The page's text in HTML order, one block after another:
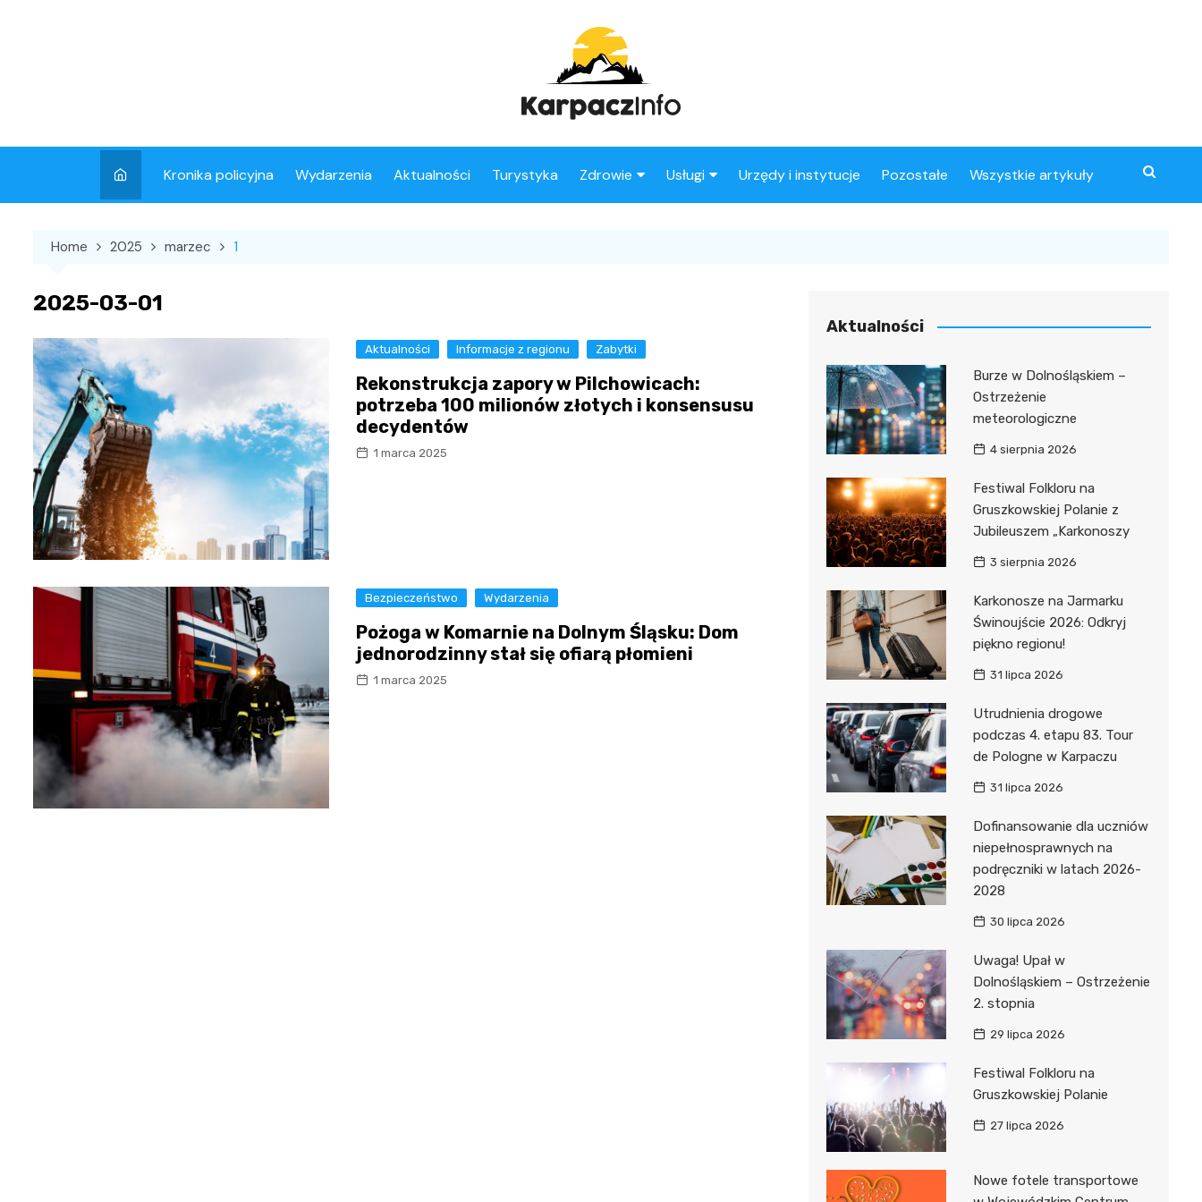
Kronika policyjna Wydarzenia Aktualności Turystyka Zdrowie Usługi Urzędy i instytucje Pozostałe Wszystkie artykuły
Home 2025 marzec 1
2025-03-01
Aktualności Informacje z regionu Zabytki
Rekonstrukcja zapory w Pilchowicach:
potrzeba 100 milionów złotych i konsensusu
decydentów
1 marca 2025
Bezpieczeństwo Wydarzenia
Pożoga w Komarnie na Dolnym Śląsku: Dom
jednorodzinny stał się ofiarą płomieni
1 marca 2025
Aktualności
Burze w Dolnośląskiem –
Ostrzeżenie
meteorologiczne
4 sierpnia 2026
Festiwal Folkloru na
Gruszkowskiej Polanie z
Jubileuszem „Karkonoszy
3 sierpnia 2026
Karkonosze na Jarmarku
Świnoujście 2026: Odkryj
piękno regionu!
31 lipca 2026
Utrudnienia drogowe
podczas 4. etapu 83. Tour
de Pologne w Karpaczu
31 lipca 2026
Dofinansowanie dla uczniów
niepełnosprawnych na
podręczniki w latach 2026-
2028
30 lipca 2026
Uwaga! Upał w
Dolnośląskiem – Ostrzeżenie
2. stopnia
29 lipca 2026
Festiwal Folkloru na
Gruszkowskiej Polanie
27 lipca 2026
Nowe fotele transportowe